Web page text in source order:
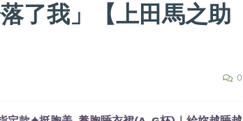
了我」【上田馬之助
0